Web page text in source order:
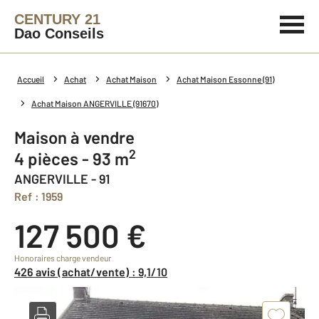
CENTURY 21
Dao Conseils
Accueil Achat Achat Maison Achat Maison Essonne (91)
Achat Maison ANGERVILLE (91670)
Maison à vendre
4 pièces - 93 m2
ANGERVILLE - 91
Ref : 1959
127 500 €
Honoraires charge vendeur
426 avis (achat/vente) : 9,1/10